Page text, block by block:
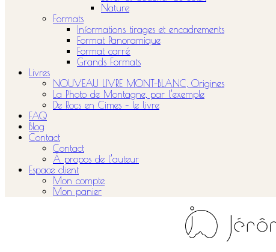
Nature
Formats
Informations tirages et encadrements
Format Panoramique
Format carré
Grands Formats
Livres
NOUVEAU LIVRE MONT-BLANC, Origines
La Photo de Montagne, par l’exemple
De Rocs en Cimes – le livre
FAQ
Blog
Contact
Contact
À propos de l’auteur
Espace client
Mon compte
Mon panier